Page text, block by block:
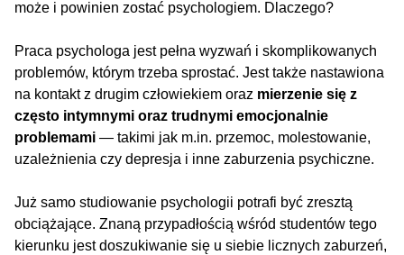
może i powinien zostać psychologiem. Dlaczego?
Praca psychologa jest pełna wyzwań i skomplikowanych
problemów, którym trzeba sprostać. Jest także nastawiona
na kontakt z drugim człowiekiem oraz mierzenie się z
często intymnymi oraz trudnymi emocjonalnie
problemami — takimi jak m.in. przemoc, molestowanie,
uzależnienia czy depresja i inne zaburzenia psychiczne.
Już samo studiowanie psychologii potrafi być zresztą
obciążające. Znaną przypadłością wśród studentów tego
kierunku jest doszukiwanie się u siebie licznych zaburzeń,